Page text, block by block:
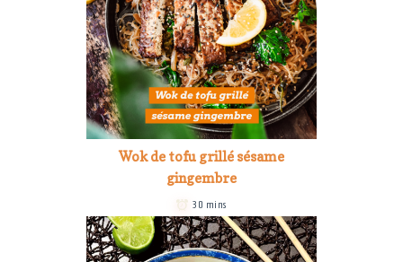
Wok de tofu grillé sésame
gingembre
30 mins